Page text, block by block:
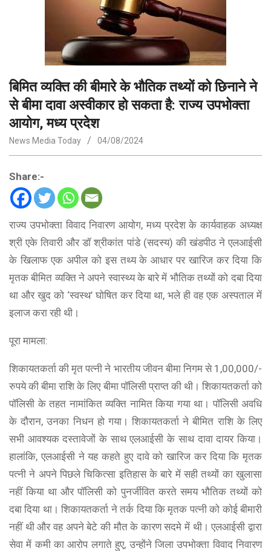
बिमित व्‍यक्ति की बीमारे के भौतिक तथ्यों को छिनाने ने
से बीमा दावा अस्वीकार हो सकता है: राज्य उपभोक्ता
आयोग, मध्य प्रदेश
News Media Today 04/08/2024
Share:-
राज्य उपभोक्ता विवाद निवारण आयोग, मध्य प्रदेश के कार्यवाहक अध्यक्ष
श्री एके तिवारी और डॉ श्रीकांत पांडे (सदस्य) की खंडपीठ ने एलआईसी
के खिलाफ एक अपील को इस तथ्य के आधार पर खारिज कर दिया कि
मृतक बीमित व्यक्ति ने अपने स्वास्थ्य के बारे में भौतिक तथ्यों को दबा दिया
था और खुद को ‘स्वस्थ’ घोषित कर दिया था, भले ही वह एक अस्पताल में
इलाज करा रही थी।
पूरा मामला:
शिकायतकर्ता की मृत पत्नी ने भारतीय जीवन बीमा निगम से 1,00,000/-
रुपये की बीमा राशि के लिए बीमा पॉलिसी प्राप्त की थी। शिकायतकर्ता को
पॉलिसी के तहत नामांकित व्यक्ति नामित किया गया था। पॉलिसी अवधि
के दौरान, उनका निधन हो गया। शिकायतकर्ता ने बीमित राशि के लिए
सभी आवश्यक दस्तावेजों के साथ एलआईसी के साथ दावा दायर किया।
हालांकि, एलआईसी ने यह कहते हुए दावे को खारिज कर दिया कि मृतक
पत्नी ने अपने पिछले चिकित्सा इतिहास के बारे में सही तथ्यों का खुलासा
नहीं किया था और पॉलिसी को पुनर्जीवित करते समय भौतिक तथ्यों को
दबा दिया था। शिकायतकर्ता ने तर्क दिया कि मृतक पत्नी को कोई बीमारी
नहीं थी और वह अपने बेटे की मौत के कारण सदमे में थी। एलआईसी द्वारा
सेवा में कमी का आरोप लगाते हुए, उन्होंने जिला उपभोक्ता विवाद निवारण